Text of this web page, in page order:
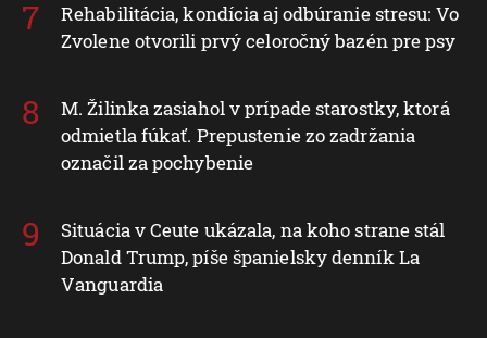
Rehabilitácia, kondícia aj odbúranie stresu: Vo
Zvolene otvorili prvý celoročný bazén pre psy
M. Žilinka zasiahol v prípade starostky, ktorá
odmietla fúkať. Prepustenie zo zadržania
označil za pochybenie
Situácia v Ceute ukázala, na koho strane stál
Donald Trump, píše španielsky denník La
Vanguardia